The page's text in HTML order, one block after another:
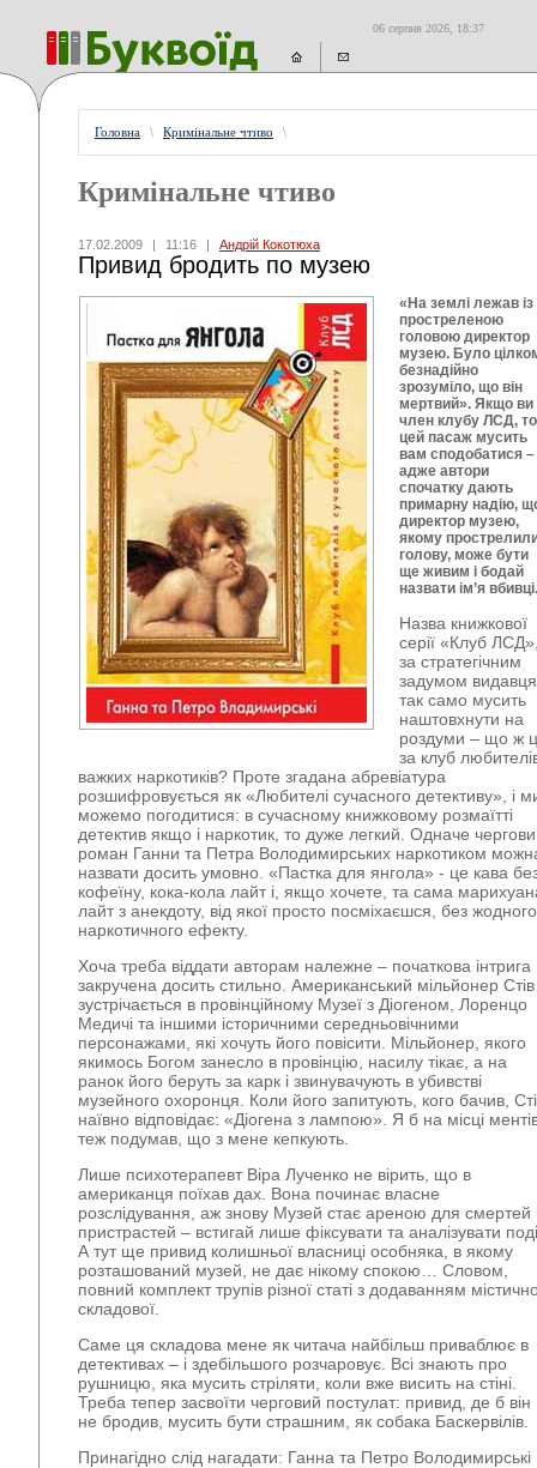
06 серпня 2026, 18:37
Головна \ Кримінальне чтиво \
Кримінальне чтиво
17.02.2009 | 11:16 | Андрій Кокотюха
Привид бродить по музею
«На землі лежав із
простреленою
головою директор
музею. Було
безнадійно
зрозуміло, що він
мертвий». Якщо ви
член клубу ЛСД, то
цей пасаж мусить
вам сподобатися –
адже автори
спочатку дають
примарну надію,
директор музею,
якому
голову, може бути
ще живим і бодай
назвати ім’я вбивці.
Назва книжкової
серії «Клуб
за стратегічним
задумом
так само мусить
наштовхнути на
роздуми – що ж
за клуб
важких наркотиків? Проте згадана абревіатура
розшифровується як «Любителі сучасного детективу», і
можемо погодитися: в сучасному книжковому розмаїтті
детектив якщо і наркотик, то дуже легкий. Одначе
роман Ганни та Петра Володимирських наркотиком
назвати досить умовно. «Пастка для янгола» - це кава
кофеїну, кока-кола лайт і, якщо хочете, та сама
лайт з анекдоту, від якої просто посміхаєшся, без жодного
наркотичного ефекту.
Хоча треба віддати авторам належне – початкова інтрига
закручена досить стильно. Американський мільйонер Стів
зустрічається в провінційному Музеї з Діогеном, Лоренцо
Медичі та іншими історичними середньовічними
персонажами, які хочуть його повісити. Мільйонер, якого
якимось Богом занесло в провінцію, насилу тікає, а на
ранок його беруть за карк і звинувачують в убивстві
музейного охоронця. Коли його запитують, кого бачив,
наївно відповідає: «Діогена з лампою». Я б на місці
теж подумав, що з мене кепкують.
Лише психотерапевт Віра Лученко не вірить, що в
американця поїхав дах. Вона починає власне
розслідування, аж знову Музей стає ареною для смертей
пристрастей – встигай лише фіксувати та аналізувати
А тут ще привид колишньої власниці особняка, в якому
розташований музей, не дає нікому спокою… Словом,
повний комплект трупів різної статі з додаванням
складової.
Саме ця складова мене як читача найбільш приваблює в
детективах – і здебільшого розчаровує. Всі знають про
рушницю, яка мусить стріляти, коли вже висить на стіні.
Треба тепер засвоїти черговий постулат: привид, де б він
не бродив, мусить бути страшним, як собака Баскервілів.
Принагідно слід нагадати: Ганна та Петро Володимирські